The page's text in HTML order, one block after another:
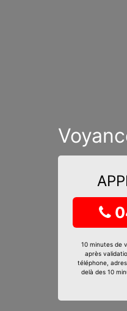
10 minutes de
après
téléphone,
delà des 10